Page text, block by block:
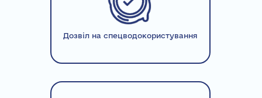
Дозвіл на спецводокористування